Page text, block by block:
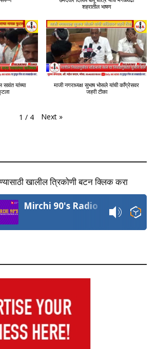
खालील त्रिकोणी बटन क्लिक करा
Mirchi 90's Radio
यात्रेसाठी पंढरपूर नगरपालिका प्रशासन सज्ज-
22, 2026